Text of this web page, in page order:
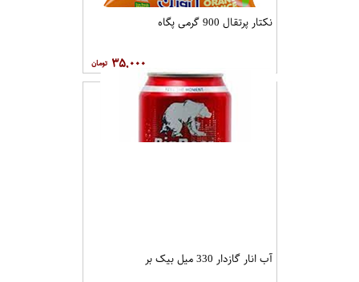
نکتار پرتقال 900 گرمی پگاه
۳۵,۰۰۰
آب انار گازدار 330 میل بیک بر